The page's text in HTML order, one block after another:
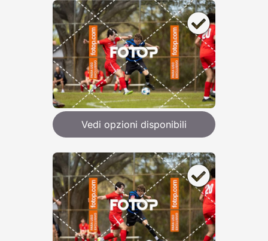
Vedi opzioni disponibili